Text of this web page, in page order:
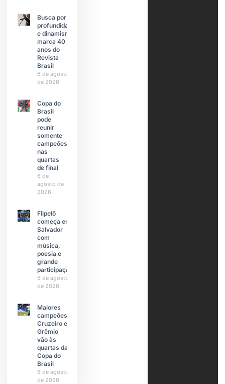
Busca por
profundidade
e dinamismo
marca 40
anos do
Revista
Brasil
6 de agosto
de 2026
Copa do
Brasil
pode
reunir
somente
campeões
nas
quartas
de final
6 de
agosto de
2026
Flipelô
começa em
Salvador
com
música,
poesia e
grande
participação
6 de agosto
de 2026
Maiores
campeões,
Cruzeiro e
Grêmio
vão às
quartas da
Copa do
Brasil
6 de agosto
de 2026